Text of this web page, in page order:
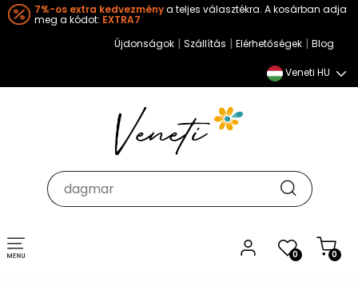
7%-os extra kedvezménya teljes választékra. A kosárban adja
meg a kódot: EXTRA7
Újdonságok | Szállítás | Elérhetőségek | Blog
Veneti HU
0 0
Toggle
navigation